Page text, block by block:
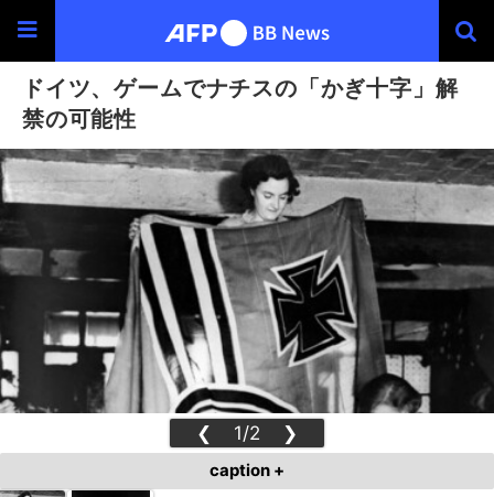
ドイツ、ゲームでナチスの「かぎ十字」解
禁の可能性
❮ 1/2 ❯
caption +